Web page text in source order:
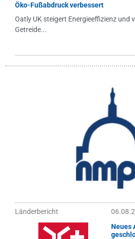
Öko-Fußabdruck verbessert
Oatly UK steigert Energieeffizienz und
Getreide...
Länderbericht
Neues